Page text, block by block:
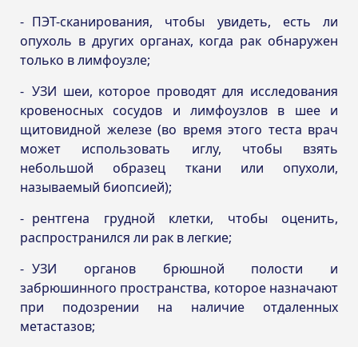
ПЭТ-сканирования, чтобы увидеть, есть ли
опухоль в других органах, когда рак обнаружен
только в лимфоузле;
УЗИ шеи, которое проводят для исследования
кровеносных сосудов и лимфоузлов в шее и
щитовидной железе (во время этого теста врач
может использовать иглу, чтобы взять
небольшой образец ткани или опухоли,
называемый биопсией);
рентгена грудной клетки, чтобы оценить,
распространился ли рак в легкие;
УЗИ органов брюшной полости и
забрюшинного пространства, которое назначают
при подозрении на наличие отдаленных
метастазов;